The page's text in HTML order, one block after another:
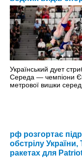
Український дует
Середа — чемпіони
метрової вишки
рф розгортає
обстрілу
ракетах для